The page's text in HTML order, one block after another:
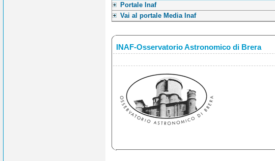
Portale Inaf
Vai al portale Media Inaf
INAF-Osservatorio Astronomico di Brera